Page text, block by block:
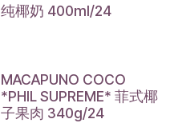
纯椰奶 400ml/24
MACAPUNO COCO
*PHIL SUPREME* 菲式椰
子果肉 340g/24